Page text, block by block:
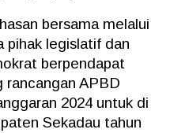
bersama melalui
pihak legislatif dan
berpendapat
APBD
2024 untuk di
Sekadau tahun